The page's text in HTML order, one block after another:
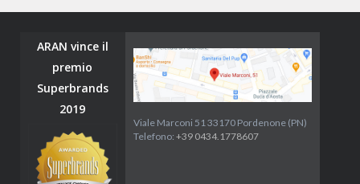
ARAN vince il
premio
Superbrands
2019
Viale Marconi 51 33170 Pordenone (PN)
Telefono: +39 0434.1778607